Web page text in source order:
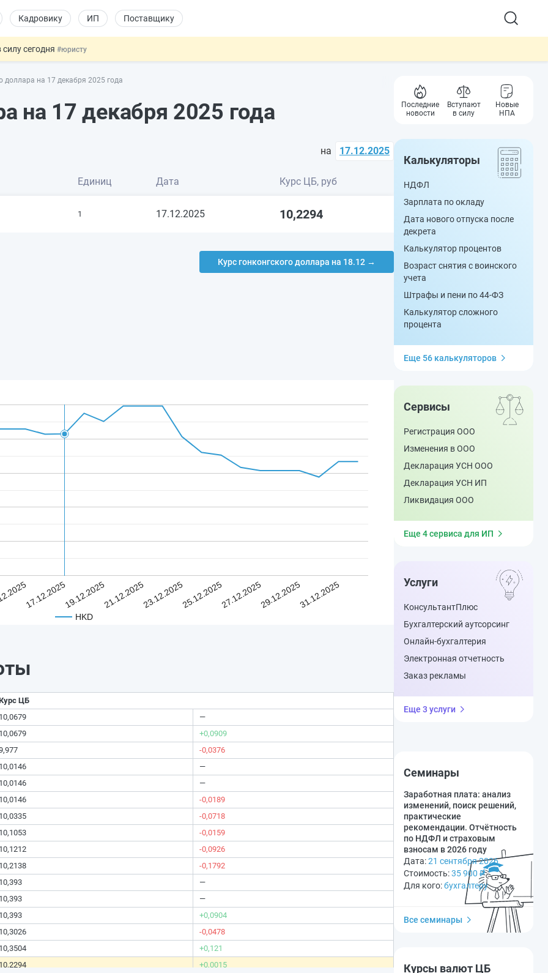
Кадровику ИП Поставщику
сегодня #юристу
и гражданство: закон подписан
#бухгалтеру
по 44-ФЗ #заказчику
доллара на 17 декабря 2025 года
на 17 декабря 2025 года
на 17.12.2025
Единиц Дата Курс ЦБ, руб
1 17.12.2025 10,2294
Курс гонконгского доллара на 18.12 →
HKD
17.12.202519.12.202521.12.202523.12.202525.12.202527.12.202529.12.202531.12.2025
ЦБ
10,0679
—
10,0679
+0,0909
-0,0376
10,0146
—
10,0146
—
10,0146
-0,0189
10,0335
-0,0718
10,1053
-0,0159
10,1212
-0,0926
10,2138
-0,1792
10,393
—
10,393
—
10,393
+0,0904
10,3026
-0,0478
10,3504
+0,121
10,2294
+0,0015
Последние
новости
Вступают
в силу
Новые
НПА
Калькуляторы
НДФЛ
Зарплата по окладу
Дата нового отпуска после
декрета
Калькулятор процентов
Возраст снятия с воинского
учета
Штрафы и пени по 44-ФЗ
Калькулятор сложного
процента
Еще 56 калькуляторов
Сервисы
Регистрация ООО
Изменения в ООО
Декларация УСН ООО
Декларация УСН ИП
Ликвидация ООО
Еще 4 сервиса для ИП
Услуги
КонсультантПлюс
Бухгалтерский аутсорсинг
Онлайн-бухгалтерия
Электронная отчетность
Заказ рекламы
Еще 3 услуги
Семинары
Заработная плата: анализ
изменений, поиск решений,
практические
рекомендации. Отчётность
по НДФЛ и страховым
взносам в 2026 году
Дата:21 сентября 2026
Стоимость:35 900 ₽
Для кого:бухгалтеру
Все семинары
Курсы валют ЦБ